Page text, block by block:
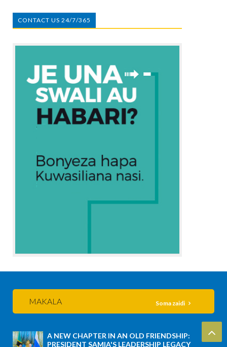
CONTACT US 24/7/365
MAKALA Soma zaidi
A NEW CHAPTER IN AN OLD FRIENDSHIP:
PRESIDENT SAMIA'S LEADERSHIP LEGACY